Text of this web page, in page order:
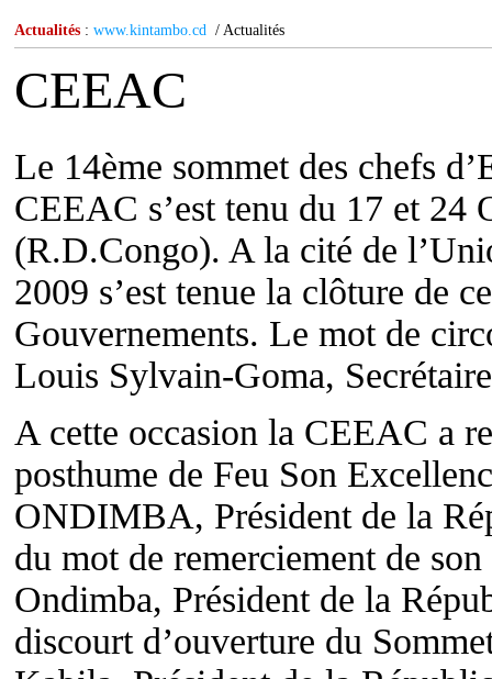
Actualités : www.kintambo.cd / Actualités
CEEAC
Le 14ème sommet des chefs
CEEAC s’est tenu du 17 et 24
(R.D.Congo). A la cité de
2009 s’est tenue la clôture de
Gouvernements. Le mot de
Louis Sylvain-Goma,
A cette occasion la CEEAC a
posthume de Feu Son
ONDIMBA, Président de la
du mot de remerciement de
Ondimba, Président de la
discourt d’ouverture du